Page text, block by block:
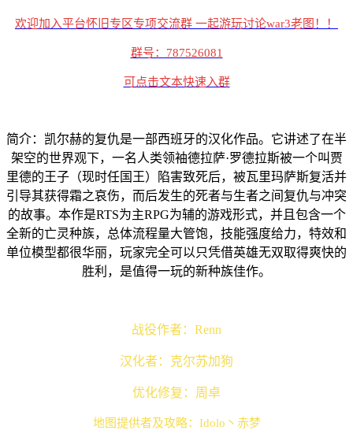
欢迎加入平台怀旧专区专项交流群 一起游玩讨论war3老图！！
群号：787526081
可点击文本快速入群
简介：凯尔赫的复仇是一部西班牙的汉化作品。它讲述了在半
架空的世界观下，一名人类领袖德拉萨·罗德拉斯被一个叫贾
里德的王子（现时任国王）陷害致死后，被瓦里玛萨斯复活并
引导其获得霜之哀伤，而后发生的死者与生者之间复仇与冲突
的故事。本作是RTS为主RPG为辅的游戏形式，并且包含一个
全新的亡灵种族，总体流程量大管饱，技能强度给力，特效和
单位模型都很华丽，玩家完全可以只凭借英雄无双取得爽快的
胜利，是值得一玩的新种族佳作。
战役作者：Renn
汉化者：克尔苏加狗
优化修复：周卓
地图提供者及攻略：Idolo丶赤梦